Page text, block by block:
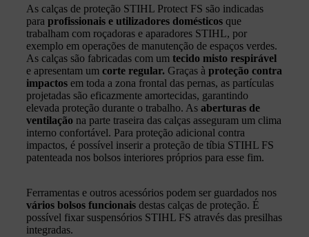
As calças de proteção STIHL Protect FS são indicadas
para profissionais e utilizadores domésticos que
trabalham com roçadoras e aparadores STIHL, por
exemplo em operações de manutenção de espaços verdes.
As calças são fabricadas com um tecido misto respirável
e apresentam um corte regular. Graças à proteção contra
impactos em toda a zona frontal das pernas, as partículas
projetadas são eficazmente amortecidas, garantindo
elevada proteção durante o trabalho. As aberturas de
ventilação na parte traseira das calças asseguram um clima
interno confortável. Para proteção adicional contra
impactos, é possível inserir a proteção de tíbia STIHL FS
patenteada nos bolsos interiores próprios para esse fim.
Ferramentas e outros acessórios podem ser guardados nos
vários bolsos funcionais destas calças de proteção. É
possível fixar suspensórios STIHL FS através das presilhas
integradas.